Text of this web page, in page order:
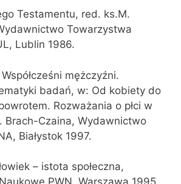
Testamentu, red. ks.M.
Towarzystwa
Lublin 1986.
mężczyźni.
badań, w: Od kobiety do
Rozważania o płci w
Brach-Czaina, Wydawnictwo
Białystok 1997.
– istota społeczna,
PWN, Warszawa 1995.